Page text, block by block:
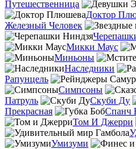
Путешественница
Доктор
Железный Человек
Микки Маус
Миньоны
Наследники
Рапунцель
Симпсоны
Патруль
Скуби Ду
Прекрасная
Спанч
Том И Джерри
Умизуми